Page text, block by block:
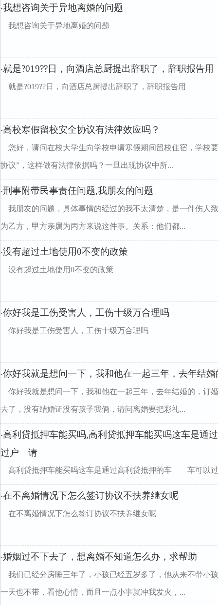
·我想咨询关于异地离婚的问题
我想咨询关于异地离婚的问题
·就是?019??日，向酒店总厨提出辞职了，辞职报告用
就是?019??日，向酒店总厨提出辞职了，辞职报告用
·高校寒假留校安全协议有法律效应吗？
您好，请问在校大学生向学校申请寒假期间留校住宿，学校
协议”，这样做有法律依据吗？一旦出现协议中所...
·刑事附带民事责任问题,我朋友的问题
我朋友的问题，具体事情的经过的我不太清楚，是一件伤人
为乙方，甲方亲属为丙方来说这件事。关系：他们都...
·没有超过土地使用0不变的政策
没有超过土地使用0不变的政策
·你好我是工伤受害人，工伤十级万合理吗
你好我是工伤受害人，工伤十级万合理吗
·你好我就是想问一下，我和他在一起三年，去年结
你好我就是想问一下，我和他在一起三年，去年结婚的，订
去了，没有结婚证没有孩子我俩，请问离婚要把彩礼...
·高利贷抵押车能买吗,高利贷抵押车能买吗这车是
过户 请
高利贷抵押车能买吗这车是通过高利贷抵押的车 车可以
·在不离婚情况下怎么签订协议不扶养继女呢
在不离婚情况下怎么签订协议不扶养继女呢
·婚姻过不下去了，想离婚不知道怎么办，求帮助
我们已经分房睡三年了，小孩已经五岁多了，他从来不带小
一天也不带，看他心情，而且一点小事就冲我发火，...